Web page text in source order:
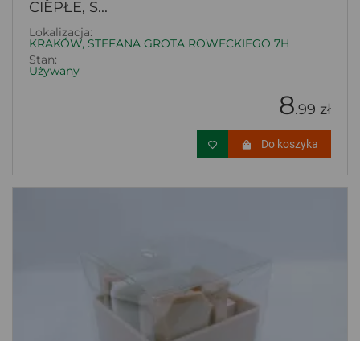
CIEPŁE, S...
Lokalizacja:
KRAKÓW, STEFANA GROTA ROWECKIEGO 7H
Stan:
Używany
8.99 zł
Do koszyka